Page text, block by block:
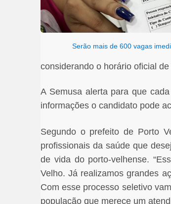
Serão mais de 600 vagas
considerando o horário oficial
A Semusa alerta para que
informações o candidato pode
Segundo o prefeito de Porto
profissionais da saúde que
de vida do porto-velhense.
Velho. Já realizamos grandes
Com esse processo seletivo
população que merece um